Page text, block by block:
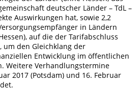
deutscher Länder – TdL –
Auswirkungen hat, sowie 2,2
in Ländern
auf die der Tarifabschluss
den Gleichklang der
Entwicklung im öffentlichen
Weitere Verhandlungstermine
2017 (Potsdam) und 16. Februar